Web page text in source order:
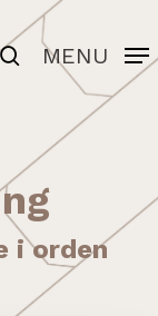
search
MENU
i orden
Close
Menu